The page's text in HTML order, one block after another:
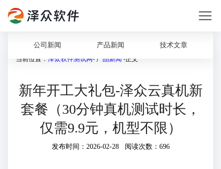
公司新闻 产品新闻
技术文章
当前位置： 泽众软件测试网- 产品新闻 -正文
新年开工大礼包-泽众云真机新
套餐（30分钟真机测试时长，
仅需9.9元，机型不限）
发布时间：2026-02-28 阅读次数：696